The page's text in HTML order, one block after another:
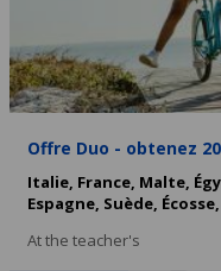
Offre Duo - obtenez
Italie, France, Malte,
Espagne, Suède, Écosse,
At the teacher's